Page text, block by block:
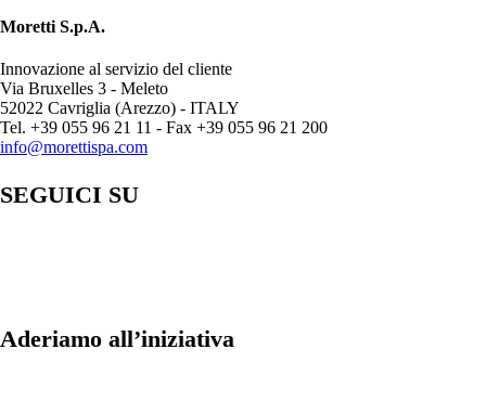
Moretti S.p.A.
Innovazione al servizio del cliente
Via Bruxelles 3 - Meleto
52022 Cavriglia (Arezzo) - ITALY
Tel. +39 055 96 21 11 - Fax +39 055 96 21 200
info@morettispa.com
SEGUICI SU
Aderiamo all’iniziativa